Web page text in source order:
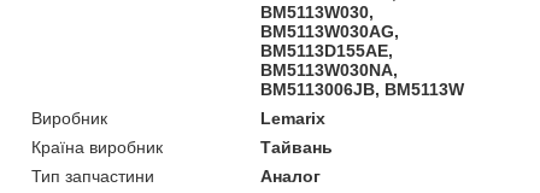
BM5113W030,
BM5113W030AG,
BM5113D155AE,
BM5113W030NA,
BM5113006JB, BM5113W
Виробник
Lemarix
Країна виробник
Тайвань
Тип запчастини
Аналог